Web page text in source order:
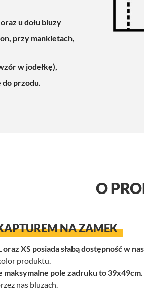
u dołu bluzy
przy mankietach,
w jodełkę),
do przodu.
O
NA ZAMEK
oraz XS posiada słabą dostępność w
produktu.
maksymalne pole zadruku to 39x49cm.
nas bluzach.